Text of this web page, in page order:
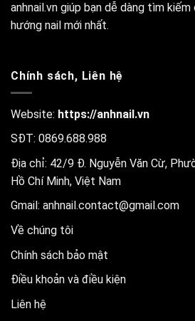
anhnail.vn giúp bạn dễ dàng tìm
hướng nail mới nhất.
Chính sách, Liên hệ
Website: https://anhnail.vn
SĐT: 0869.688.988
Địa chỉ: 42/9 Đ. Nguyễn Văn Cừ,
Hồ Chí Minh, Việt Nam
Gmail: anhnail.contact@gmail.com
Về chúng tôi
Chính sách bảo mật
Điều khoản và điều kiện
Liên hệ